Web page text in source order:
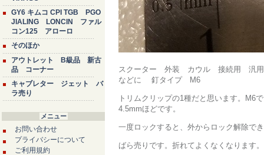
GY6 キムコ CPI TGB PGO
JIALING LONCIN ファル
コン125 アローロ
そのほか
アウトレット B級品 新古
品 コーナー
キャブレター ジェット バ
ラ売り
メニュー
お問い合わせ
プライバシーについて
ご利用規約
スクーター 外装 カウル 接続用 汎
などに 釘タイプ M6
トリムクリップの1種だと思います。M6
4.5mmほどです。
一度ロックすると、外からロック解除で
ばら売りです。折れてよくなくなります。